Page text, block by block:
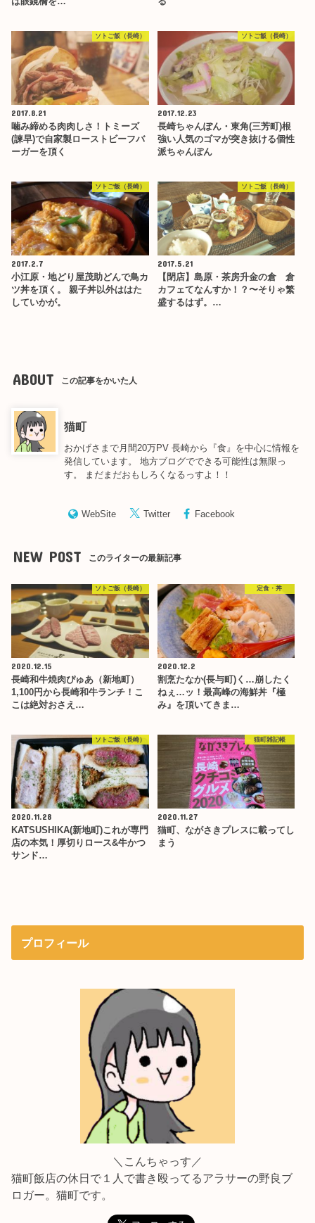
ソトご飯（長崎）
2017.8.21
噛み締める肉肉しさ！トミーズ
(諫早)で自家製ローストビーフバ
ーガーを頂く
ソトご飯（長崎）
2017.12.23
長崎ちゃんぽん・東角(三芳町)根
強い人気のゴマが突き抜ける個性
派ちゃんぽん
ソトご飯（長崎）
2017.2.7
小江原・地どり屋茂助どんで鳥カ
ツ丼を頂く。 親子丼以外ははた
していかが。
ソトご飯（長崎）
2017.5.21
【閉店】島原・茶房升金の倉 倉
カフェてなんすか！？〜そりゃ繁
盛するはず。…
ABOUT この記事をかいた人
猫町
おかげさまで月間20万PV 長崎から『食』を中心に情報を
発信しています。 地方ブログでできる可能性は無限っ
す。 まだまだおもしろくなるっすよ！！
WebSite Twitter Facebook
NEW POST このライターの最新記事
ソトご飯（長崎）
2020.12.15
長崎和牛焼肉ぴゅあ（新地町）
1,100円から長崎和牛ランチ！こ
こは絶対おさえ…
定食・丼
2020.12.2
割烹たなか(長与町)く…崩したく
ねぇ…ッ！最高峰の海鮮丼『極
み』を頂いてきま…
ソトご飯（長崎）
2020.11.28
KATSUSHIKA(新地町)これが専門
店の本気！厚切りロース&牛かつ
サンド…
猫町雑記帳
2020.11.27
猫町、ながさきプレスに載ってし
まう
プロフィール
＼こんちゃっす／
猫町飯店の休日で１人で書き殴ってるアラサーの野良ブ
ロガー。猫町です。